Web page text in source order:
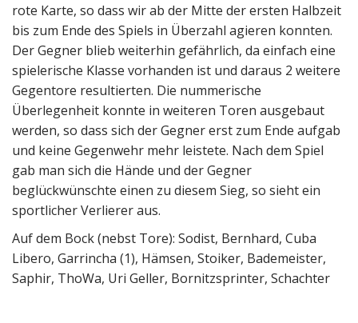
rote Karte, so dass wir ab der Mitte der ersten Halbzeit
bis zum Ende des Spiels in Überzahl agieren konnten.
Der Gegner blieb weiterhin gefährlich, da einfach eine
spielerische Klasse vorhanden ist und daraus 2 weitere
Gegentore resultierten. Die nummerische
Überlegenheit konnte in weiteren Toren ausgebaut
werden, so dass sich der Gegner erst zum Ende aufgab
und keine Gegenwehr mehr leistete. Nach dem Spiel
gab man sich die Hände und der Gegner
beglückwünschte einen zu diesem Sieg, so sieht ein
sportlicher Verlierer aus.
Auf dem Bock (nebst Tore): Sodist, Bernhard, Cuba
Libero, Garrincha (1), Hämsen, Stoiker, Bademeister,
Saphir, ThoWa, Uri Geller, Bornitzsprinter, Schachter